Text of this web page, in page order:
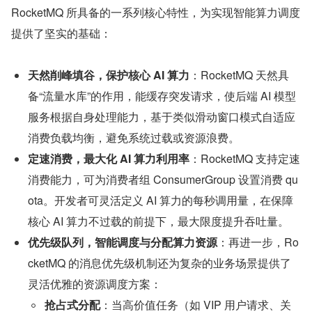
RocketMQ 所具备的一系列核心特性，为实现智能算力调度
提供了坚实的基础：
天然削峰填谷，保护核心 AI 算力 ：RocketMQ 天然具
备“流量水库”的作用，能缓存突发请求，使后端 AI 模型
服务根据自身处理能力，基于类似滑动窗口模式自适应
消费负载均衡，避免系统过载或资源浪费。
定速消费，最大化 AI 算力利用率 ：RocketMQ 支持定速
消费能力，可为消费者组 ConsumerGroup 设置消费 qu
ota。开发者可灵活定义 AI 算力的每秒调用量，在保障
核心 AI 算力不过载的前提下，最大限度提升吞吐量。
优先级队列，智能调度与分配算力资源：再进一步，Ro
cketMQ 的消息优先级机制还为复杂的业务场景提供了
灵活优雅的资源调度方案：
抢占式分配：当高价值任务（如 VIP 用户请求、关